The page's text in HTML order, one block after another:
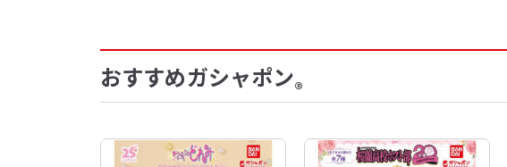
おすすめガシャポン®